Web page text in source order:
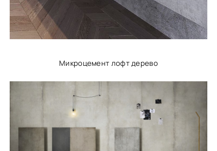
Микроцемент лофт дерево